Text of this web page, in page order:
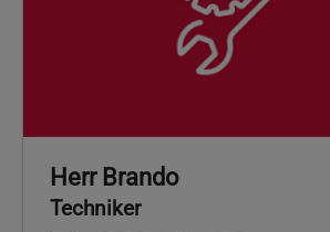
Herr Brando
Techniker